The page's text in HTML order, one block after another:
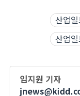
산업
산업
임지원 기자